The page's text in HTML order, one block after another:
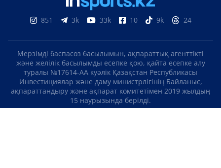
851 3k 33k 10 9k 24
Мерзімді баспасөз басылымын, ақпараттық агенттікті
және желілік басылымды есепке қою, қайта есепке алу
туралы №17614-АА куәлік Қазақстан Республикасы
Инвестициялар және даму министрлігінің Байланыс,
ақпараттандыру және ақпарат комитетімен 2019 жылдың
15 наурызында берілді.